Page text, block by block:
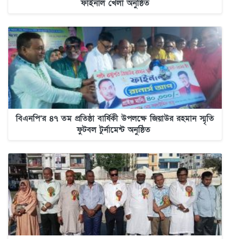
ফাইনাল খেলা অনুষ্ঠিত
বিএনপি’র ৪৭ তম প্রতিষ্ঠা বার্ষিকী উপলক্ষে জিয়াউর রহমান স্মৃতি
ফুটবল টুর্নামেন্ট অনুষ্ঠিত